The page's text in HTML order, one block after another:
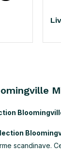
scandinave.